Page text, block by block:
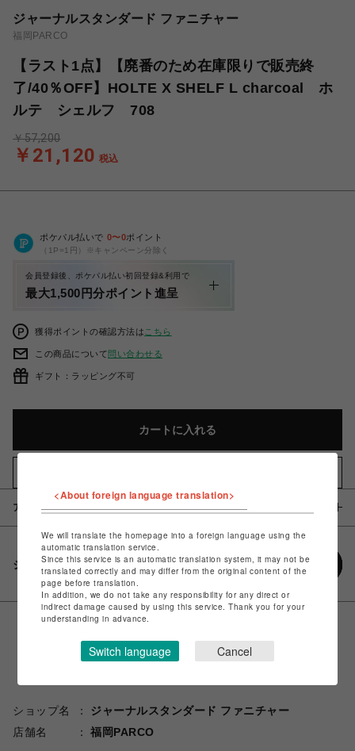
ジャーナルスタンダード ファニチャー
福岡PARCO
【ラスト1点】【廃番のため在庫限りで販売終
了/40％OFF】HOLTE X SHELF L charcoal ホ
ルテ シェルフ 708
￥21,120 税込
￥57,200
ポケパル払いで 0〜0ポイント
（1P=1円）※キャンペーン分除く
会員登録後、ポケパル払い初回登録&利用で
最大1,500円分ポイント進呈
獲得ポイントの確認方法は こちら
この商品について問い合わせる
ギフト：ラッピング不可
カートに入れる
アイテム説明 / 素材
シェアする
ショップ名
ジャーナルスタンダード ファニチャー
店舗名
福岡PARCO
<About foreign language translation>
We will translate the homepage into a foreign language using the
automatic translation service.
Since this service is an automatic translation system, it may not be
translated correctly and may differ from the original content of the
page before translation.
In addition, we do not take any responsibility for any direct or
indirect damage caused by using this service. Thank you for your
understanding in advance.
Switch language Cancel